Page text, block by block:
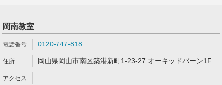
岡南教室
0120-747-818
岡山県岡山市南区築港新町1-23-27 オーキッドバーン1F